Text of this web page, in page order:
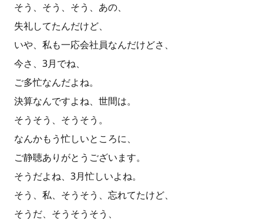
そう、そう、そう、あの、
失礼してたんだけど、
いや、私も一応会社員なんだけどさ、
今さ、3月でね、
ご多忙なんだよね。
決算なんですよね、世間は。
そうそう、そうそう。
なんかもう忙しいところに、
ご静聴ありがとうございます。
そうだよね、3月忙しいよね。
そう、私、そうそう、忘れてたけど、
そうだ、そうそうそう、